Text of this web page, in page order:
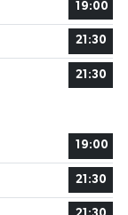
19:00
21:30
21:30
19:00
21:30